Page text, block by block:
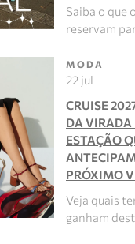
Saiba o que
reservam
MODA
22 jul
CRUISE
DA VIRADA
ESTAÇÃO
PRÓXIMO
Veja quais
ganham